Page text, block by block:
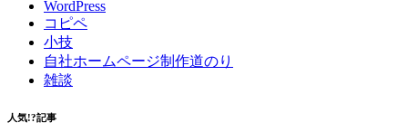
WordPress
コピペ
小技
自社ホームページ制作道のり
雑談
人気!?記事